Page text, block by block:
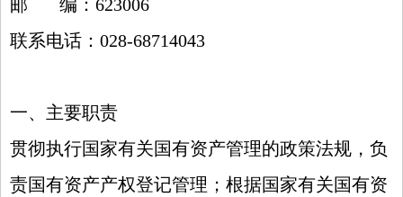
邮
编： 623006
联系电话： 028-68714043
一、主要职责
贯彻执行国家有关国有资产管理的政策法规，负
责国有资产产权登记管理；根据国家有关国有资